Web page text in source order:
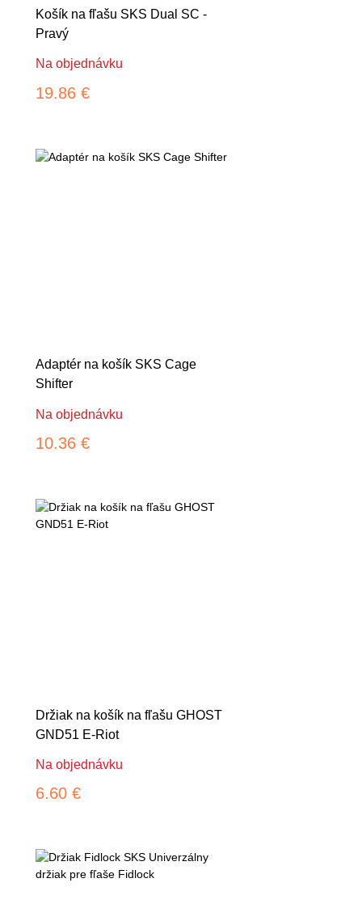
Košík na fľašu SKS Dual SC -
Pravý
Na objednávku
19.86 €
Adaptér na košík SKS Cage
Shifter
Na objednávku
10.36 €
Držiak na košík na fľašu GHOST
GND51 E-Riot
Na objednávku
6.60 €